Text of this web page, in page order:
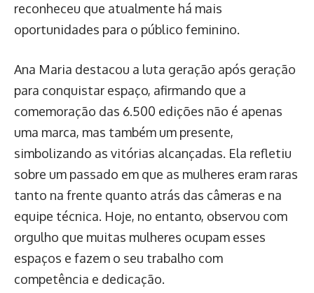
reconheceu que atualmente há mais
oportunidades para o público feminino.
Ana Maria destacou a luta geração após geração
para conquistar espaço, afirmando que a
comemoração das 6.500 edições não é apenas
uma marca, mas também um presente,
simbolizando as vitórias alcançadas. Ela refletiu
sobre um passado em que as mulheres eram raras
tanto na frente quanto atrás das câmeras e na
equipe técnica. Hoje, no entanto, observou com
orgulho que muitas mulheres ocupam esses
espaços e fazem o seu trabalho com
competência e dedicação.